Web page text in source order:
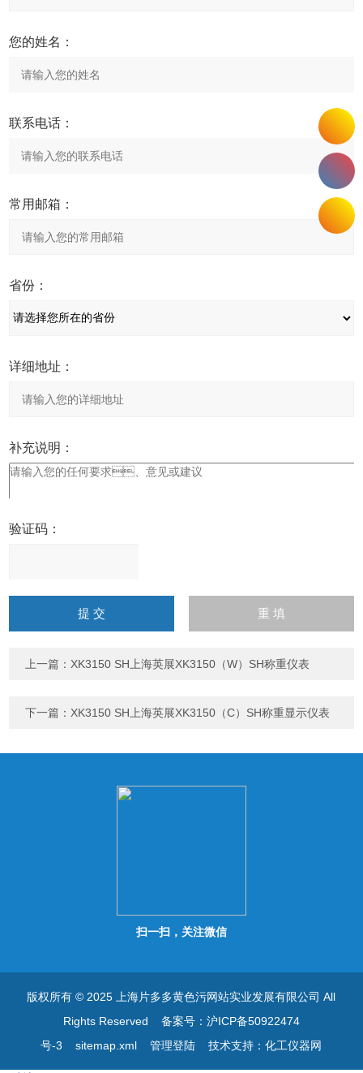
您的姓名：
联系电话：
常用邮箱：
省份：
详细地址：
补充说明：
验证码：
字），如：三加四=7
上一篇： XK3150 SH上海英展XK3150（W）SH称重仪表
下一篇： XK3150 SH上海英展XK3150（C）SH称重显示仪表
扫一扫，关注微信
版权所有 © 2025 上海片多多黄色污网站实业发展有限公司 All
Rights Reserved 备案号：沪ICP备50922474
号-3
sitemap.xml 管理登陆 技术支持：化工仪器网